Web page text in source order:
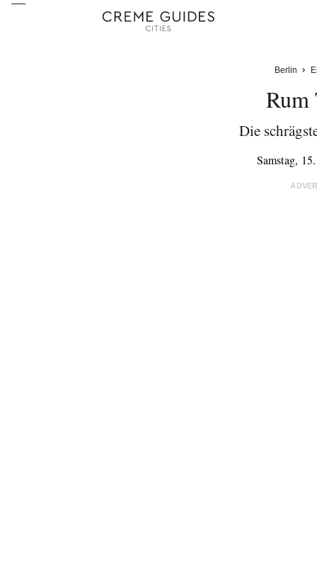
Berlin
Rum
Die
Samstag,